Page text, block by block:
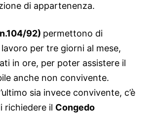
di appartenenza.
92) permettono di
per tre giorni al mese,
in ore, per poter assistere il
anche non convivente.
sia invece convivente, c’è
richiedere il Congedo